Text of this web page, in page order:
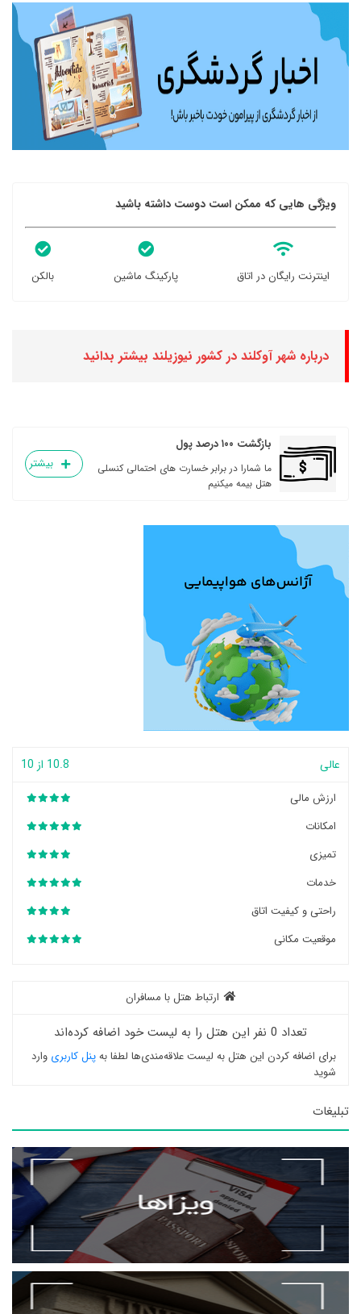
ویژگی هایی که ممکن است دوست داشته باشید
اینترنت رایگان در اتاق پارکینگ ماشین بالکن
درباره شهر آوکلند در کشور نیوزیلند بیشتر بدانید
بازگشت ۱۰۰ درصد پول
ما شمارا در برابر خسارت های احتمالی کنسلی
هتل بیمه میکنیم
بیشتر
عالی 10.8 از 10
ارزش مالی
امکانات
تمیزی
خدمات
راحتی و کیفیت اتاق
موقعیت مکانی
ارتباط هتل با مسافران
تعداد 0 نفر این هتل را به لیست خود اضافه کرده‌اند
برای اضافه کردن این هتل به لیست علاقه‌مندی‌ها لطفا بهپنل کاربری وارد
شوید
تبلیغات